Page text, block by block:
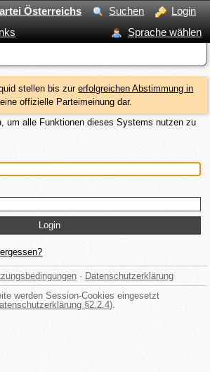
Österreichs Suchen
Login
Sprache wählen
stellen bis zurerfolgreichen Abstimmung in
offizielle Parteimeinung dar.
um alle Funktionen dieses Systems nutzen zu
· Datenschutzerklärung
werden Session-Cookies eingesetzt
§2.2.4).